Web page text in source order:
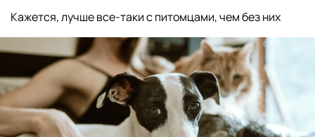
Кажется, лучше все-таки с питомцами, чем без них